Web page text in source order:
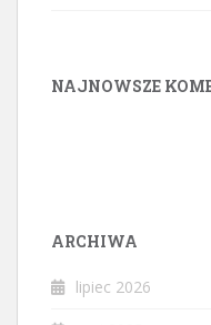
NAJNOWSZE
ARCHIWA
lipiec 2026